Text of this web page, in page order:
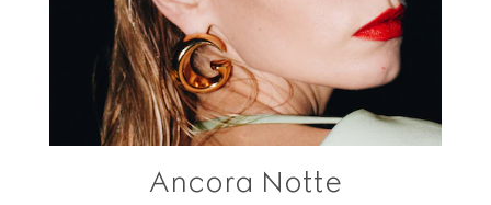
Ancora Notte